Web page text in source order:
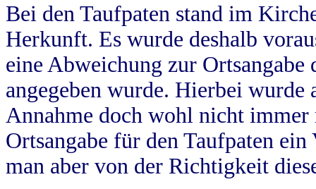
Bei den Taufpaten stand im
Herkunft. Es wurde deshalb
eine Abweichung zur
angegeben wurde. Hierbei wurde
Annahme doch wohl nicht
Ortsangabe für den Taufpaten
man aber von der Richtigkeit